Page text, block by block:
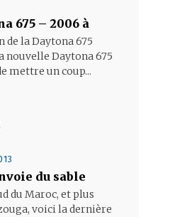
675 – 2006 à
de la Daytona 675
nouvelle Daytona 675
mettre un coup...
du sable
du Maroc, et plus
voici la dernière